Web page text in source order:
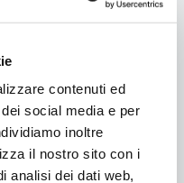
contenuti ed
social media e per
inoltre
il nostro sito con i
analisi dei dati web,